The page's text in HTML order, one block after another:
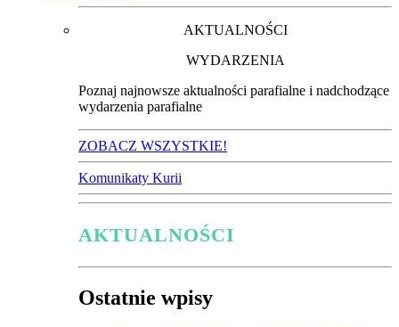
AKTUALNOŚCI
WYDARZENIA
Poznaj najnowsze aktualności parafialne i nadchodzące
wydarzenia parafialne
ZOBACZ WSZYSTKIE!
Komunikaty Kurii
AKTUALNOŚCI
Ostatnie wpisy